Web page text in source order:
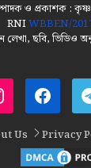
ও প্রকাশক :
RNIWBBEN/
ছবি, ভিডিও
Us Privacy